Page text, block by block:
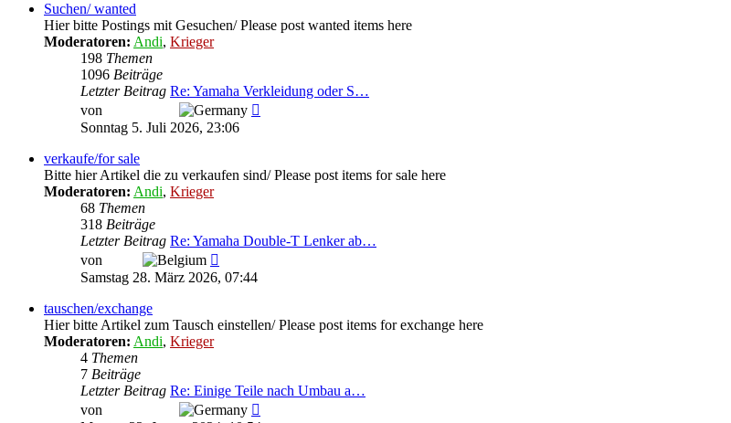
Suchen/ wanted
Hier bitte Postings mit Gesuchen/ Please post wanted items here
Moderatoren: Andi, Krieger
198 Themen
1096 Beiträge
Letzter Beitrag Re: Yamaha Verkleidung oder S…
von
Sonntag 5. Juli 2026, 23:06
verkaufe/for sale
Bitte hier Artikel die zu verkaufen sind/ Please post items for sale here
Moderatoren: Andi, Krieger
68 Themen
318 Beiträge
Letzter Beitrag Re: Yamaha Double-T Lenker ab…
von
Beitrag
Samstag 28. März 2026, 07:44
tauschen/exchange
Hier bitte Artikel zum Tausch einstellen/ Please post items for exchange here
Moderatoren: Andi, Krieger
4 Themen
7 Beiträge
Letzter Beitrag Re: Einige Teile nach Umbau a…
von